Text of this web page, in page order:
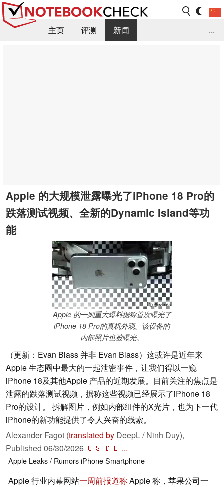
主页 评测
新闻
...
Apple 的大规模泄露曝光了iPhone 18 Pro的
跌落测试视频、全新的Dynamic Island等功
能
ⓘ @evleaks
Apple 的一则重大爆料据称首次曝光了
iPhone 18 Pro的真机外观。该设备的
内部照片也被曝光。
（更新：Evan Blass 并非 Evan Blass）这或许是近年来
Apple 生态圈中最大的一起泄密事件，让我们得以一窥
iPhone 18及其他Apple 产品的近期发展。目前关注的焦点是
泄露的跌落测试视频，据称这些视频已经展示了iPhone 18
Pro的设计。 拆解图片，例如内部组件的X光片，也为下一代
iPhone的新功能提供了令人兴奋的线索。
Alexander Fagot (translated by DeepL / Ninh Duy),
Published 06/30/2026🇺🇸🇩🇪 ...
Apple Leaks / RumorsiPhoneSmartphone
Apple 行业内幕网站一周前报道称Apple 称，苹果公司一